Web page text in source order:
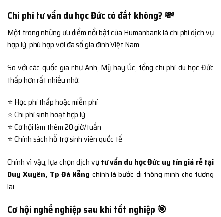
Chi phí tư vấn du học Đức có đắt không? 💸
Một trong những ưu điểm nổi bật của Humanbank là chi phí dịch vụ
hợp lý, phù hợp với đa số gia đình Việt Nam.
So với các quốc gia như Anh, Mỹ hay Úc, tổng chi phí du học Đức
thấp hơn rất nhiều nhờ:
⭐ Học phí thấp hoặc miễn phí
⭐ Chi phí sinh hoạt hợp lý
⭐ Cơ hội làm thêm 20 giờ/tuần
⭐ Chính sách hỗ trợ sinh viên quốc tế
Chính vì vậy, lựa chọn dịch vụtư vấn du học Đức uy tín giá rẻ tại
Duy Xuyên, Tp Đà Nẵng chính là bước đi thông minh cho tương
lai.
Cơ hội nghề nghiệp sau khi tốt nghiệp 🎯